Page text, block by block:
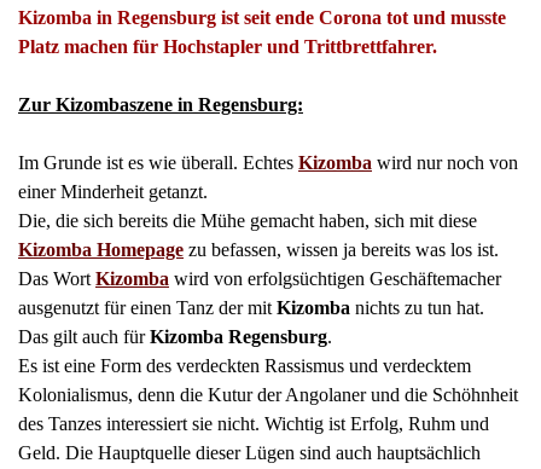
Kizomba in Regensburg ist seit ende Corona tot und musste
Platz machen für Hochstapler und Trittbrettfahrer.
Zur Kizombaszene in Regensburg:
Im Grunde ist es wie überall. Echtes Kizomba wird nur noch von
einer Minderheit getanzt.
Die, die sich bereits die Mühe gemacht haben, sich mit diese
Kizomba Homepage zu befassen, wissen ja bereits was los ist.
Das Wort Kizomba wird von erfolgsüchtigen Geschäftemacher
ausgenutzt für einen Tanz der mit Kizomba nichts zu tun hat.
Das gilt auch fürKizomba Regensburg.
Es ist eine Form des verdeckten Rassismus und verdecktem
Kolonialismus, denn die Kutur der Angolaner und die Schöhnheit
des Tanzes interessiert sie nicht. Wichtig ist Erfolg, Ruhm und
Geld. Die Hauptquelle dieser Lügen sind auch hauptsächlich